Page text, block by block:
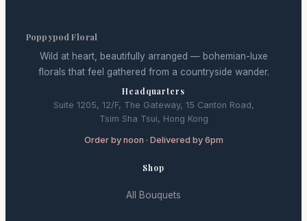
Poppypod Floral
Wild at heart, beautifully arranged — bohemian-luxe
florals that feel gathered from a countryside wander.
Headquarters
Suite 1205, 12/F, The Gateway, 15 Canton Road,
Tsim Sha Tsui, Hong Kong
Order by noon · Delivered by 6pm
Shop
All Bouquets